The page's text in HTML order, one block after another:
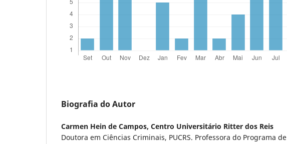
Biografia do Autor
Carmen Hein de Campos, Centro Universitário Ritter dos Reis
Doutora em Ciências Criminais, PUCRS. Professora do Programa de